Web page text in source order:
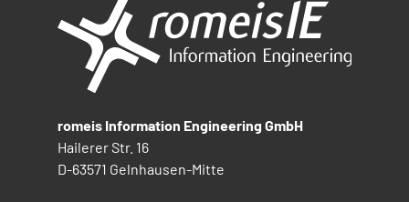
romeis Information Engineering GmbH
Hailerer Str. 16
D-63571 Gelnhausen-Mitte